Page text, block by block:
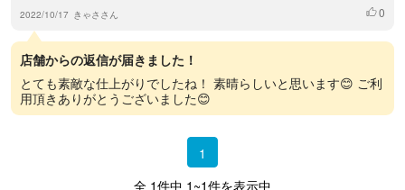
2022/10/17 きゃささん いいね
0
店舗からの返信が届きました！
とても素敵な仕上がりでしたね！ 素晴らしいと思います😊 ご利
用頂きありがとうございました😊
1
全 1件中 1~1件を表示中